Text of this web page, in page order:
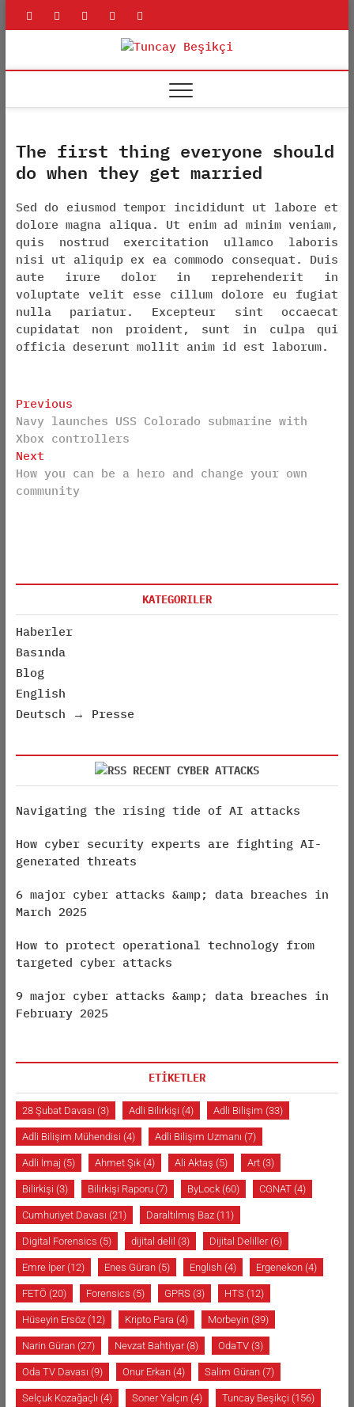
Skip
linkedin twitter youtube
Tuncay
Beşikçi
The first thing everyone should
do when they get married
Sed do eiusmod tempor incididunt ut labore et
dolore magna aliqua. Ut enim ad minim veniam,
quis nostrud exercitation ullamco laboris
nisi ut aliquip ex ea commodo consequat. Duis
aute irure dolor in reprehenderit in
voluptate velit esse cillum dolore eu fugiat
nulla pariatur. Excepteur sint occaecat
cupidatat non proident, sunt in culpa qui
officia deserunt mollit anim id est laborum.
Post
navigation
Previous
post:
Navy launches USS Colorado submarine with
Xbox controllers
Next
post:
How you can be a hero and change your own
community
KATEGORILER
Haberler
Basında
Blog
English
Deutsch → Presse
RECENT CYBER ATTACKS
Navigating the rising tide of AI attacks
How cyber security experts are fighting AI-
generated threats
6 major cyber attacks &amp; data breaches in
March 2025
How to protect operational technology from
targeted cyber attacks
9 major cyber attacks &amp; data breaches in
February 2025
ETİKETLER
28 Şubat Davası (3) Adli Bilirkişi (4) Adli Bilişim (33)
Adli Bilişim Mühendisi (4) Adli Bilişim Uzmanı (7)
Adli İmaj (5) Ahmet Şık(4) Ali Aktaş (5) Art(3)
Bilirkişi (3) Bilirkişi Raporu(7) ByLock(60) CGNAT(4)
Cumhuriyet Davası (21) Daraltılmış Baz(11)
Digital Forensics (5) dijital delil (3) Dijital Deliller(6)
Emre İper(12) Enes Güran(5) English(4) Ergenekon(4)
FETÖ (20) Forensics (5) GPRS(3) HTS(12)
Hüseyin Ersöz(12) Kripto Para (4) Morbeyin(39)
Narin Güran(27) Nevzat Bahtiyar(8) OdaTV(3)
Oda TV Davası (9) Onur Erkan(4) Salim Güran(7)
Selçuk Kozağaçlı (4) Soner Yalçın(4) Tuncay Beşikçi (156)